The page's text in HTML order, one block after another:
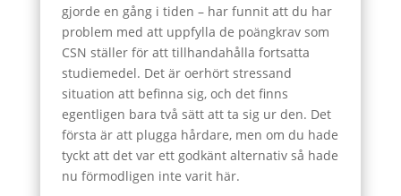
gjorde en gång i tiden – har funnit att du har
problem med att uppfylla de poängkrav som
CSN ställer för att tillhandahålla fortsatta
studiemedel. Det är oerhört stressand
situation att befinna sig, och det finns
egentligen bara två sätt att ta sig ur den. Det
första är att plugga hårdare, men om du hade
tyckt att det var ett godkänt alternativ så hade
nu förmodligen inte varit här.